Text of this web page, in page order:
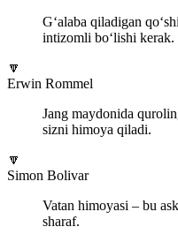
G‘alaba qiladigan
intizomli bo‘lishi kerak.
🔽
Erwin Rommel
Jang maydonida
sizni himoya qiladi.
🔽
Simon Bolivar
Vatan himoyasi – bu
sharaf.